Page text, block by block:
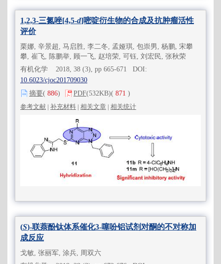
1,2,3-三氮唑[4,5-d]嘧啶衍生物的合成及抗肿瘤活性
评价
栗娜, 辛景超, 马启胜, 李二冬, 孟娅琪, 包崇男, 杨鹏, 宋攀
攀, 崔飞, 陈鹏举, 顾一飞, 赵培荣, 可钰, 刘宏民, 张秋荣
有机化学 2018, 38 (3), pp 665-671 DOI:
10.6023/cjoc201709030
摘要( 886) PDF(532KB)( 871 )
参考文献 | 补充材料 | 相关文章 | 相关统计
(S)-联萘酚钛体系催化3-噻吩铝试剂对酮的不对称加
成反应
戈敏, 张丽军, 涂兵, 周双六